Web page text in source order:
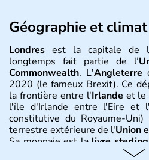
Géographie et climat
Londres est la capitale de
longtemps fait partie de l’
Commonwealth. L'Angleterre
2020 (le fameux Brexit). Ce
la frontière entre l'Irlande et le
l'île d'Irlande entre l'Eire et
constitutive du Royaume-
terrestre extérieure de l'Union
Sa monnaie est lalivre sterling
instable avec de nombreuses